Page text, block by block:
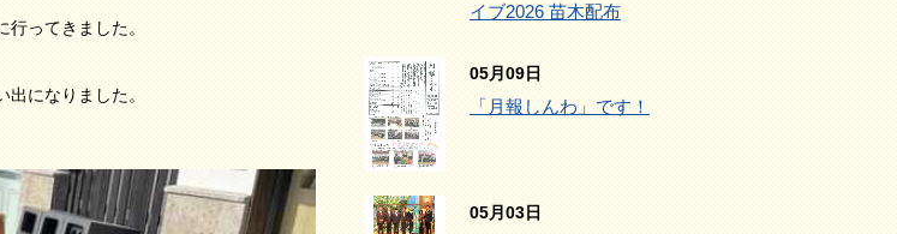
ってきました。
になりました。
イブ2026 苗木配布
05月09日
「月報しんわ」です！
05月03日